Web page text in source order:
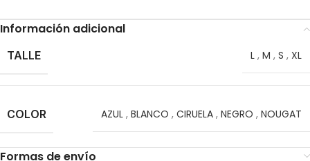
Información adicional
TALLE L , M , S , XL
COLOR AZUL , BLANCO , CIRUELA , NEGRO , NOUGAT
Formas de envío